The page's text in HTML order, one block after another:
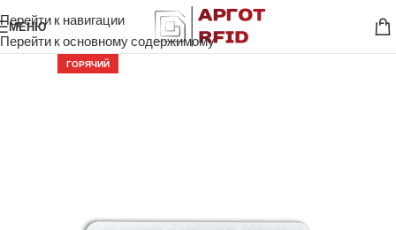
Перейти к навигации
Перейти к основному содержимому
МЕНЮ
ГОРЯЧИЙ